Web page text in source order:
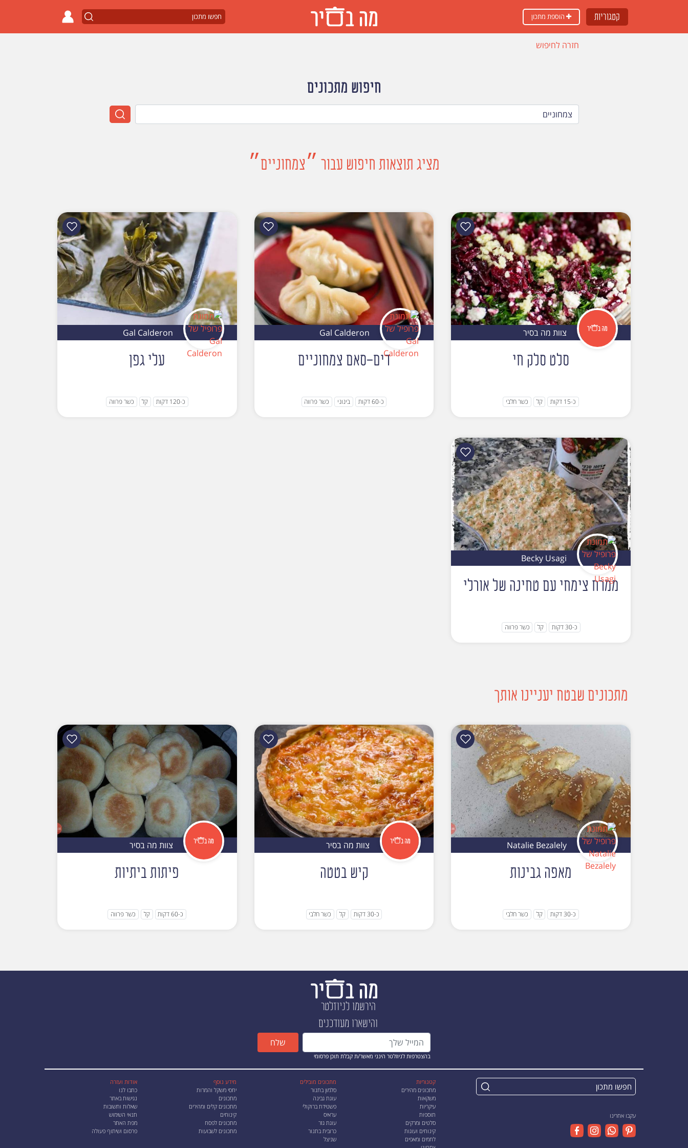
קטגוריות
חזרה לחיפוש
חיפוש מתכונים
מציג תוצאות חיפוש עבור ״צמחוניים״
צוות מה בסיר
סלט סלק חי
כ-15 דקות קל כשר חלבי
Gal Calderon
דים-סאם צמחוניים
כ-60 דקות בינוני כשר פרווה
Gal Calderon
עלי גפן
כ-120 דקות קל כשר פרווה
Becky Usagi
ממרח צימחי עם טחינה של אורלי
כ-30 דקות קל כשר פרווה
מתכונים שבטח יעניינו אותך
Natalie Bezalely
מאפה גבינות
כ-30 דקות קל כשר חלבי
צוות מה בסיר
קיש בטטה
כ-30 דקות קל כשר חלבי
צוות מה בסיר
פיתות ביתיות
כ-60 דקות קל כשר פרווה
הירשמו לניוזלטר
והישארו מעודכנים
בהצטרפות לניוזלטר הינני מאשר/ת קבלת תוכן פרסומי
שלח
עקבו אחרינו
קטגוריות
מתכונים מהירים
משקאות
עיקריות
תוספות
סלטים ומרקים
קינוחים ועוגות
לחמים ומאפים
מתכונים מובילים
סלמון בתנור
עוגת גבינה
פשטידת ברוקולי
עראיס
עוגת גזר
כרובית בתנור
שניצל
מידע נוסף
יחסי משקל והמרות
מתכונים
מתכונים קלים ומהירים
קינוחים
מתכונים לפסח
מתכונים לשבועות
אודות ועזרה
כתבו לנו
נגישות באתר
שאלות ותשובות
תנאי השימוש
מפת האתר
פרסום ושיתוף פעולה